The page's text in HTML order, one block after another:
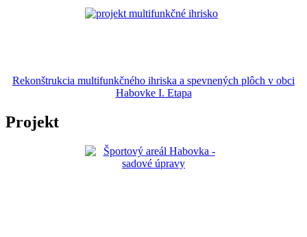
Rekonštrukcia multifunkčného ihriska a spevnených plôch v obci
Habovke I. Etapa
Projekt